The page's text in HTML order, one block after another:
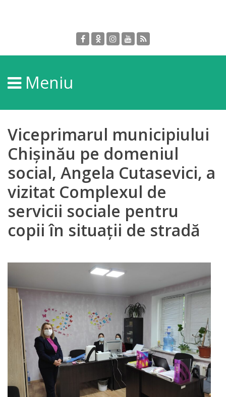
DGPDC
Informații
despre
DGPDC
Subdiviziuni/Servicii
Structura
Strategia
Orarul
Managementul
instituției
Planuri
de
activitate
Parteneriate
Meniu
Viceprimarul municipiului
Chișinău pe domeniul
social, Angela Cutasevici, a
vizitat Complexul de
servicii sociale pentru
copii în situații de stradă